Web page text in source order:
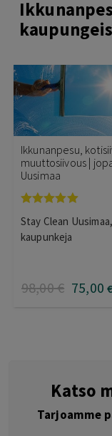
Ikkunanpesu,
muuttosiivous |
Uusimaa
tuotteesta:
5.00/ 5
Stay Clean
kaupunkeja
98,00€ 75,00 €
Katso
Tarjoamme